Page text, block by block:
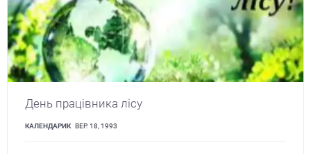
День працівника лісу
КАЛЕНДАРИК ВЕР. 18, 1993